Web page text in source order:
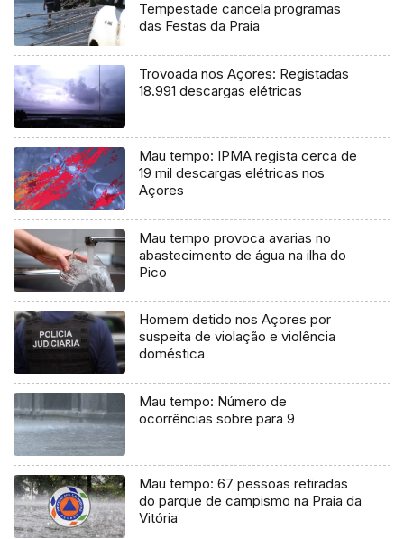
Tempestade cancela programas
das Festas da Praia
Trovoada nos Açores: Registadas
18.991 descargas elétricas
Mau tempo: IPMA regista cerca de
19 mil descargas elétricas nos
Açores
Mau tempo provoca avarias no
abastecimento de água na ilha do
Pico
Homem detido nos Açores por
suspeita de violação e violência
doméstica
Mau tempo: Número de
ocorrências sobre para 9
Mau tempo: 67 pessoas retiradas
do parque de campismo na Praia da
Vitória